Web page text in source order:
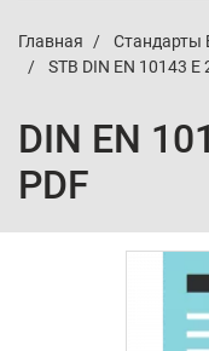
Главная Стандарты
STB DIN EN 10143 E
DIN EN
PDF